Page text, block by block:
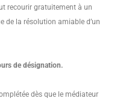
recourir gratuitement à un
de la résolution amiable d’un
de désignation.
dès que le médiateur